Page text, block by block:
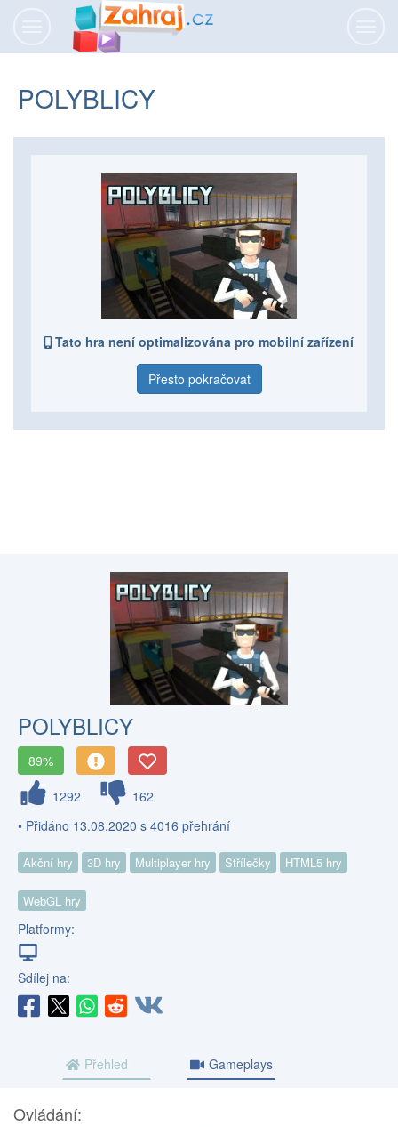
POLYBLICY
Tato hra není optimalizována pro mobilní zařízení
Přesto pokračovat
POLYBLICY
89%
1292
162
• Přidáno 13.08.2020 s 4016 přehrání
Akční hry 3D hry Multiplayer hry Střílečky HTML5 hry
WebGL hry
Platformy:
Sdílej na:
Přehled Gameplays
Ovládání: